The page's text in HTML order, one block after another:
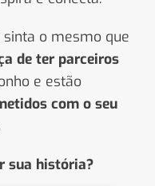
o mesmo que
de ter parceiros
e estão
com o seu
sua história?